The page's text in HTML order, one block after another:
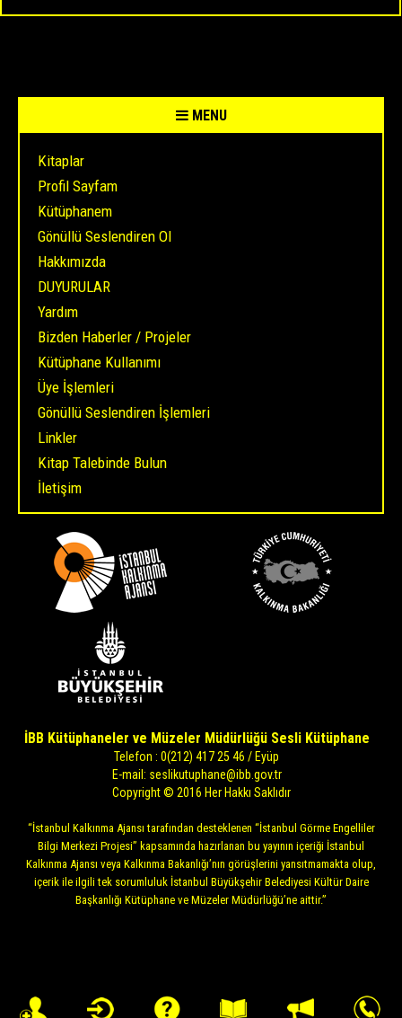
MENU
Kitaplar
Profil Sayfam
Kütüphanem
Gönüllü Seslendiren Ol
Hakkımızda
DUYURULAR
Yardım
Bizden Haberler / Projeler
Kütüphane Kullanımı
Üye İşlemleri
Gönüllü Seslendiren İşlemleri
Linkler
Kitap Talebinde Bulun
İletişim
İBB Kütüphaneler ve Müzeler Müdürlüğü Sesli Kütüphane
Telefon : 0(212) 417 25 46 / Eyüp
E-mail: seslikutuphane@ibb.gov.tr
Copyright © 2016 Her Hakkı Saklıdır
“İstanbul Kalkınma Ajansı tarafından desteklenen “İstanbul Görme Engelliler
Bilgi Merkezi Projesi” kapsamında hazırlanan bu yayının içeriği İstanbul
Kalkınma Ajansı veya Kalkınma Bakanlığı’nın görüşlerini yansıtmamakta olup,
içerik ile ilgili tek sorumluluk İstanbul Büyükşehir Belediyesi Kültür Daire
Başkanlığı Kütüphane ve Müzeler Müdürlüğü’ne aittir.”